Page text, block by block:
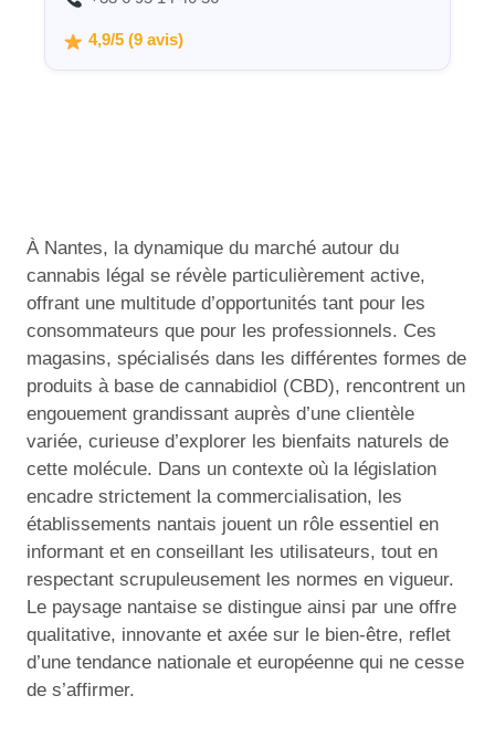
4,9/5 (9 avis)
À Nantes, la dynamique du marché autour du
cannabis légal se révèle particulièrement active,
offrant une multitude d’opportunités tant pour les
consommateurs que pour les professionnels. Ces
magasins, spécialisés dans les différentes formes de
produits à base de cannabidiol (CBD), rencontrent un
engouement grandissant auprès d’une clientèle
variée, curieuse d’explorer les bienfaits naturels de
cette molécule. Dans un contexte où la législation
encadre strictement la commercialisation, les
établissements nantais jouent un rôle essentiel en
informant et en conseillant les utilisateurs, tout en
respectant scrupuleusement les normes en vigueur.
Le paysage nantaise se distingue ainsi par une offre
qualitative, innovante et axée sur le bien-être, reflet
d’une tendance nationale et européenne qui ne cesse
de s’affirmer.